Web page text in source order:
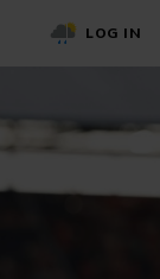
LOG IN